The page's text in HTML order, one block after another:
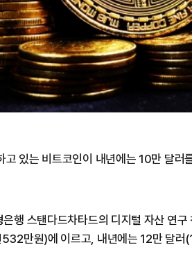
고 있는 비트코인이 내년에는 10만 달러
행 스탠다드차타드의 디지털 자산 연구
만원)에 이르고, 내년에는 12만 달